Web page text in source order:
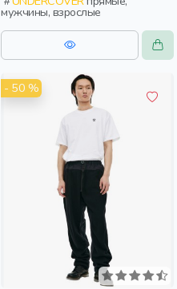
мужчины, взрослые
- 50 %